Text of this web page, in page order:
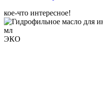
кое-что интересное!
ЭКО